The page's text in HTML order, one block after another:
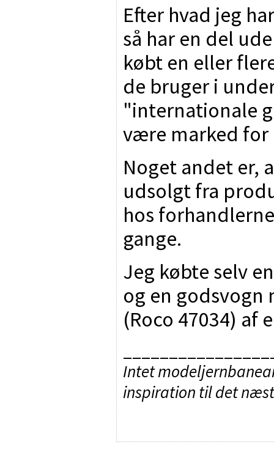
Efter hvad jeg
så har en del
købt en eller
de bruger i
"internationale
være marked for
Noget andet er,
udsolgt fra
hos
gange.
Jeg købte selv
og en godsvogn
(Roco 47034) af
Intet
inspiration til det